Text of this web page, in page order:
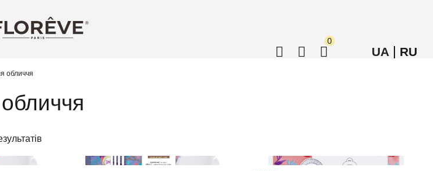
0
UA RU
обличчя